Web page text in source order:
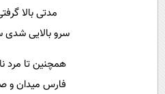
مدتی بالا
سرو بالایی شدی
همچنین تا مرد
فارس میدان و